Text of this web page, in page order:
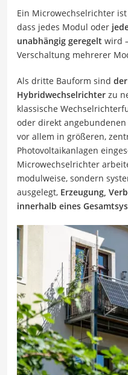
Ein Microwechselrichter
dass jedes Modul oder
unabhängig geregelt wird
Verschaltung mehrerer
Als dritte Bauform sind
Hybridwechselrichter zu
klassische
oder direkt
vor allem in größeren,
Photovoltaikanlagen
Microwechselrichter
modulweise, sondern
ausgelegt, Erzeugung,
innerhalb eines